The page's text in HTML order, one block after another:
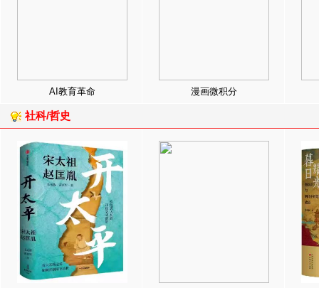
AI教育革命 漫画微积分
社科/哲史